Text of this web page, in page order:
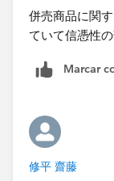
同じ商品の組
りに式を書い
けます。まず
併売商品に関
ていて信憑性
Marcar
修平 齋藤